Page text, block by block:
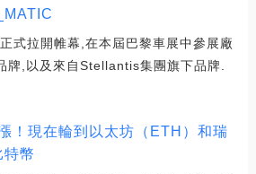
式拉開帷幕,在本屆巴黎車展中參展廠
牌,以及來自Stellantis集團旗下品牌.
！現在輪到以太坊（ETH）和瑞
特幣